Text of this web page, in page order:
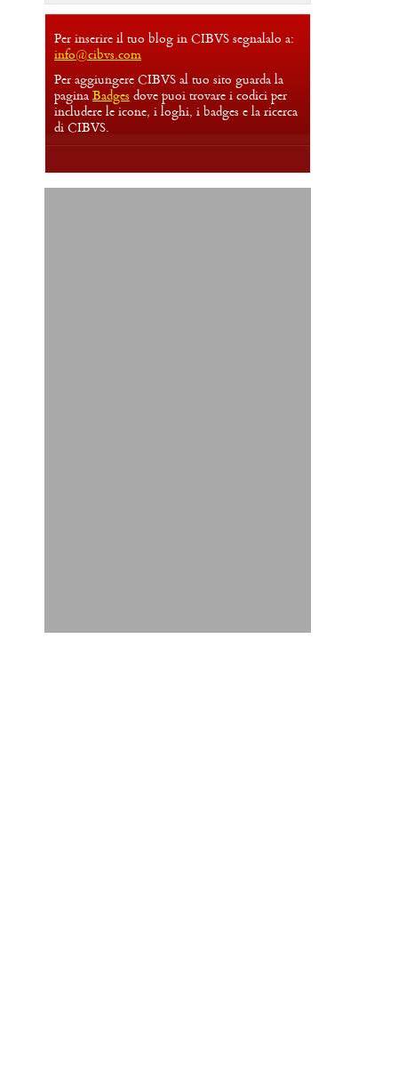
Per inserire il tuo blog in CIBVS segnalalo a:
info@cibvs.com
Per aggiungere CIBVS al tuo sito guarda la
pagina Badges dove puoi trovare i codici per
includere le icone, i loghi, i badges e la ricerca
di CIBVS.